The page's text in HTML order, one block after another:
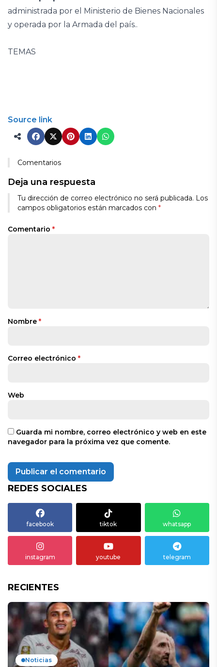
administrada por el Ministerio de Bienes Nacionales
y operada por la Armada del país..
TEMAS
Source link
Comentarios
Deja una respuesta
Tu dirección de correo electrónico no será publicada. Los
campos obligatorios están marcados con *
Comentario *
Nombre *
Correo electrónico *
Web
Guarda mi nombre, correo electrónico y web en este
navegador para la próxima vez que comente.
REDES SOCIALES
facebook tiktok whatsapp
instagram youtube telegram
RECIENTES
Noticias